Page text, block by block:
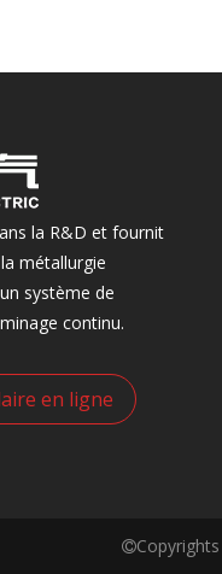
la R&D et fournit
métallurgie
système de
continu.
en ligne
